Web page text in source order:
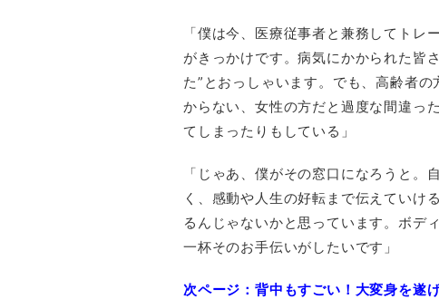
「僕は今、医療従事者と兼務してト
がきっかけです。病気にかかられた皆
た”とおっしゃいます。でも、高齢者
からない、女性の方だと過度な間違っ
てしまったりもしている」
「じゃあ、僕がその窓口になろうと
く、感動や人生の好転まで伝えていけ
るんじゃないかと思っています。ボデ
一杯そのお手伝いがしたいです」
次ページ：背中もすごい！大変身を遂